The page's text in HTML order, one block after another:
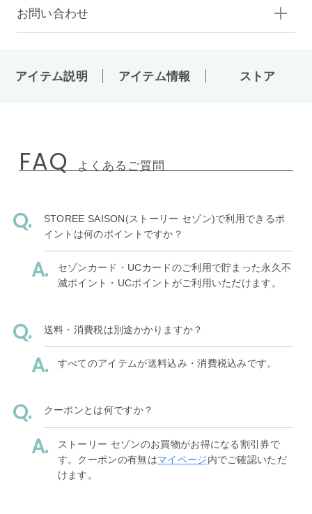
お問い合わせ
アイテム説明 アイテム情報 ストア
FAQ よくあるご質問
STOREE SAISON(ストーリー セゾン)で利用できるポ
イントは何のポイントですか？
セゾンカード・UCカードのご利用で貯まった永久不
滅ポイント・UCポイントがご利用いただけます。
送料・消費税は別途かかりますか？
すべてのアイテムが送料込み・消費税込みです。
クーポンとは何ですか？
ストーリー セゾンのお買物がお得になる割引券で
す。クーポンの有無はマイページ内でご確認いただ
けます。